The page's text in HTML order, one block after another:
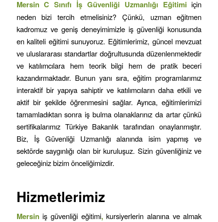
Mersin C Sınıfı İş Güvenliği Uzmanlığı Eğitimi için
neden bizi tercih etmelisiniz? Çünkü, uzman eğitmen
kadromuz ve geniş deneyimimizle iş güvenliği konusunda
en kaliteli eğitimi sunuyoruz. Eğitimlerimiz, güncel mevzuat
ve uluslararası standartlar doğrultusunda düzenlenmektedir
ve katılımcılara hem teorik bilgi hem de pratik beceri
kazandırmaktadır. Bunun yanı sıra, eğitim programlarımız
interaktif bir yapıya sahiptir ve katılımcıların daha etkili ve
aktif bir şekilde öğrenmesini sağlar. Ayrıca, eğitimlerimizi
tamamladıktan sonra iş bulma olanaklarınız da artar çünkü
sertifikalarımız Türkiye Bakanlık tarafından onaylanmıştır.
Biz, İş Güvenliği Uzmanlığı alanında isim yapmış ve
sektörde saygınlığı olan bir kuruluşuz. Sizin güvenliğiniz ve
geleceğiniz bizim önceliğimizdir.
Hizmetlerimiz
Mersiniş güvenliği eğitimi,kursiyerlerin alanına ve almak